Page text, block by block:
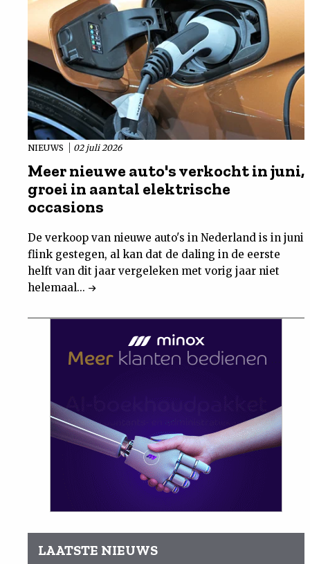
NIEUWS 02 juli 2026
Meer nieuwe auto's verkocht in juni,
groei in aantal elektrische
occasions
De verkoop van nieuwe auto's in Nederland is in juni
flink gestegen, al kan dat de daling in de eerste
helft van dit jaar vergeleken met vorig jaar niet
helemaal...
LAATSTE NIEUWS